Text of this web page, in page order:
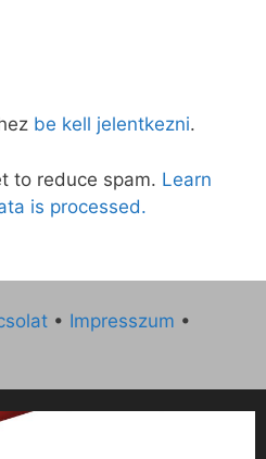
be kell jelentkezni.
to reduce spam. Learn
is processed.
• Impresszum •